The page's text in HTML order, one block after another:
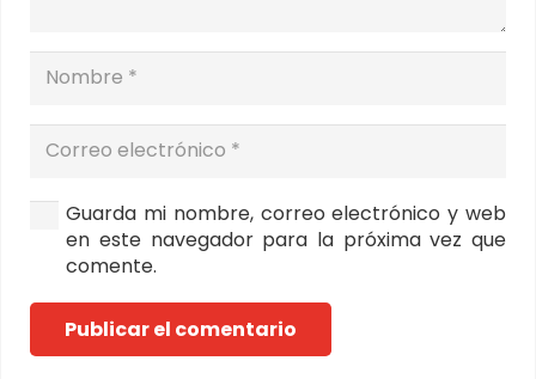
Guarda mi nombre, correo electrónico y web
en este navegador para la próxima vez que
comente.
Publicar el comentario